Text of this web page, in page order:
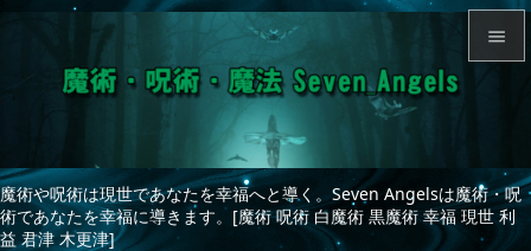
魔術や呪術は現世であなたを幸福へと導く。Seven Angelsは魔術・呪
術であなたを幸福に導きます。[魔術 呪術 白魔術 黒魔術 幸福 現世 利
益 君津 木更津]

サイド
